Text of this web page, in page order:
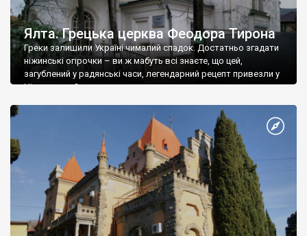
Ялта. Грецька церква Феодора Тирона
Греки залишили Україні чималий спадок. Достатньо згадати
ніжинські огірочки – ви ж мабуть всі знаєте, що цей,
загублений у радянські часи, легендарний рецепт привезли у
Ніжин греки?